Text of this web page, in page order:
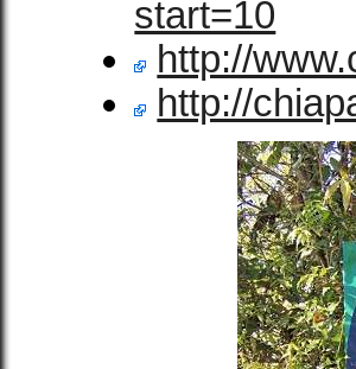
start=10
http://
http://